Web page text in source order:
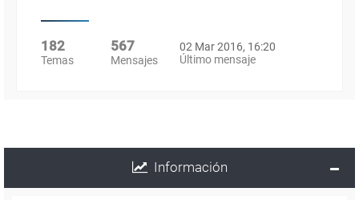
182
Temas
567
Mensajes
02 Mar 2016, 16:20
Último mensaje
Información